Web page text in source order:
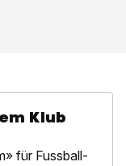
Klub
für Fussball-